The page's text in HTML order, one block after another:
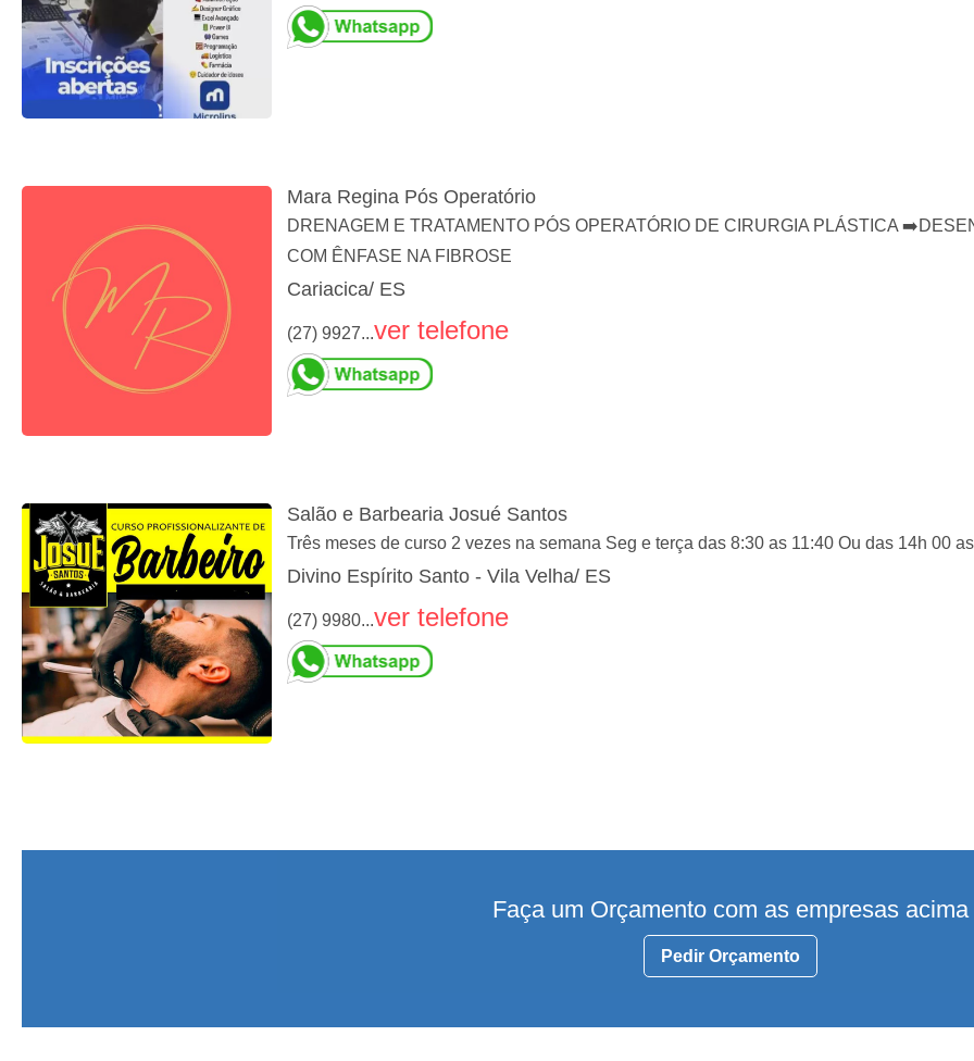
Mara Regina Pós Operatório
DRENAGEM E TRATAMENTO PÓS OPERATÓRIO DE CIRURGIA PLÁSTICA
COM ÊNFASE NA FIBROSE
Cariacica/ ES
(27) 9927...ver telefone
Salão e Barbearia Josué Santos
Três meses de curso 2 vezes na semana Seg e terça das 8:30 as 11:40 Ou das 14h 00
Divino Espírito Santo - Vila Velha/ ES
(27) 9980...ver telefone
Faça um Orçamento com as empresas acima
Pedir Orçamento